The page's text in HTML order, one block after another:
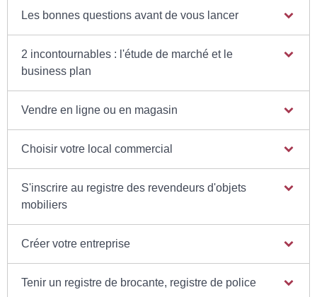
Les bonnes questions avant de vous lancer
2 incontournables : l'étude de marché et le
business plan
Vendre en ligne ou en magasin
Choisir votre local commercial
S'inscrire au registre des revendeurs d'objets
mobiliers
Créer votre entreprise
Tenir un registre de brocante, registre de police